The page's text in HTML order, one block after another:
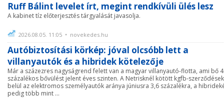
Ruff Bálint levelet írt, megint rendkívüli ülés lesz
A kabinet tíz előterjesztés tárgyalását javasolja.
2026.08.05. 11:05 • novekedes.hu
Autóbiztosítási körkép: jóval olcsóbb lett a
villanyautók és a hibridek kötelezője
Már a százezres nagyságrend felett van a magyar villanyautó-flotta, ami bő
százalékos bővülést jelent éves szinten. A Netrisknél kötött kgfb-
belül az elektromos személyautók aránya júniusra 3,6 százalékra, a
pedig több mint ...